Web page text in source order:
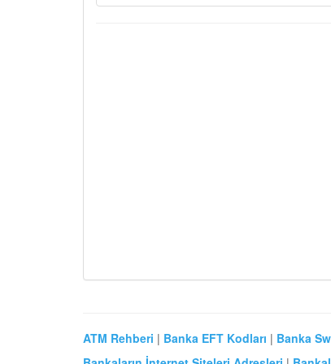
ATM Rehberi | Banka EFT Kodları | Banka